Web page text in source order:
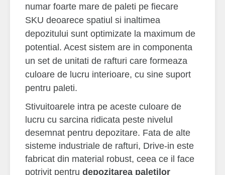
numar foarte mare de paleti pe fiecare
SKU deoarece spatiul si inaltimea
depozitului sunt optimizate la maximum de
potential. Acest sistem are in componenta
un set de unitati de rafturi care formeaza
culoare de lucru interioare, cu sine suport
pentru paleti.
Stivuitoarele intra pe aceste culoare de
lucru cu sarcina ridicata peste nivelul
desemnat pentru depozitare. Fata de alte
sisteme industriale de rafturi, Drive-in este
fabricat din material robust, ceea ce il face
potrivit pentru depozitarea paletilor